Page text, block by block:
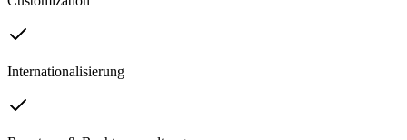
Internationalisierung